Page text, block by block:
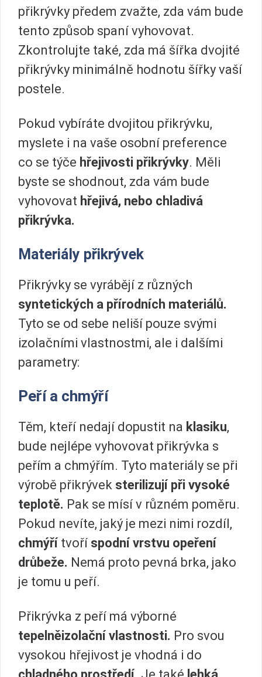
přikrývky předem zvažte, zda vám bude
tento způsob spaní vyhovovat.
Zkontrolujte také, zda má šířka dvojité
přikrývky minimálně hodnotu šířky vaší
postele.
Pokud vybíráte dvojitou přikrývku,
myslete i na vaše osobní preference
co se týče hřejivosti přikrývky. Měli
byste se shodnout, zda vám bude
vyhovovat hřejivá, nebo chladivá
přikrývka.
Materiály přikrývek
Přikrývky se vyrábějí z různých
syntetických a přírodních materiálů.
Tyto se od sebe neliší pouze svými
izolačními vlastnostmi, ale i dalšími
parametry:
Peří a chmýří
Těm, kteří nedají dopustit na klasiku,
bude nejlépe vyhovovat přikrývka s
peřím a chmýřím. Tyto materiály se při
výrobě přikrývek sterilizují při vysoké
teplotě. Pak se mísí v různém poměru.
Pokud nevíte, jaký je mezi nimi rozdíl,
chmýřítvoří spodní vrstvu opeření
drůbeže. Nemá proto pevná brka, jako
je tomu u peří.
Přikrývka z peří má výborné
tepelněizolační vlastnosti. Pro svou
vysokou hřejivost je vhodná i do